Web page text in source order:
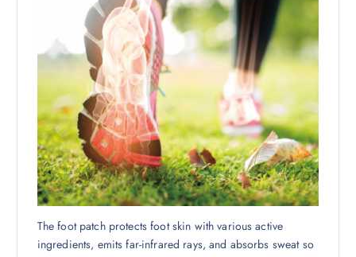
The foot patch protects foot skin with various active
ingredients, emits far-infrared rays, and absorbs sweat so